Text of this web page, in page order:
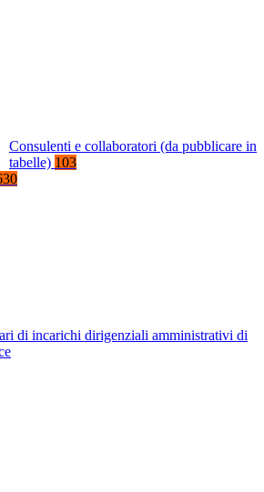
Consulenti e collaboratori (da pubblicare in
tabelle) 103
di incarichi dirigenziali amministrativi di